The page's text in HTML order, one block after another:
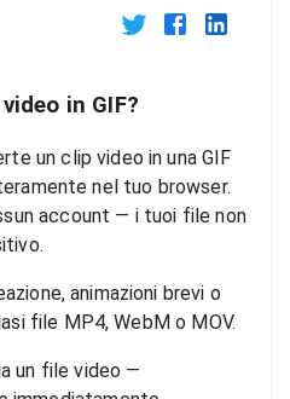
in GIF?
un clip video in una GIF
nel tuo browser.
account — i tuoi file non
animazioni brevi o
file MP4, WebM o MOV.
un file video —